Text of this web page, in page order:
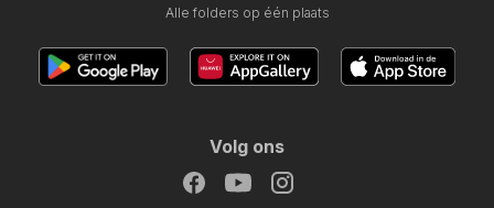
Alle folders op één plaats
Volg ons